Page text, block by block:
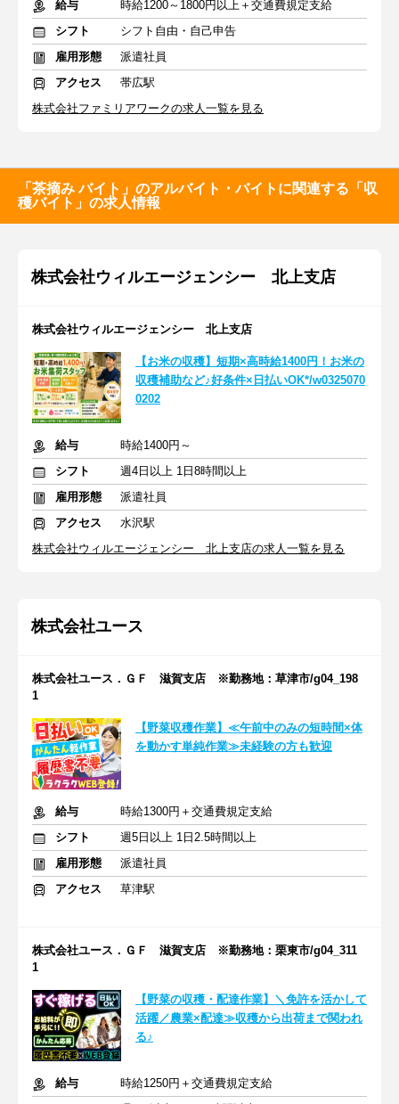
給与
時給1200～1800円以上＋交通費規定支給
シフト
シフト自由・自己申告
雇用形態
派遣社員
アクセス
帯広駅
株式会社ファミリアワークの求人一覧を見る
「茶摘み バイト」のアルバイト・バイトに関連する「収
穫バイト」の求人情報
株式会社ウィルエージェンシー 北上支店
株式会社ウィルエージェンシー 北上支店
【お米の収穫】短期×高時給1400円！お米の
収穫補助など♪好条件×日払いOK*/w0325070
0202
給与
時給1400円～
シフト
週4日以上 1日8時間以上
雇用形態
派遣社員
アクセス
水沢駅
株式会社ウィルエージェンシー 北上支店の求人一覧を見る
株式会社ユース
株式会社ユース．ＧＦ 滋賀支店 ※勤務地：草津市/g04_198
1
【野菜収穫作業】≪午前中のみの短時間×体
を動かす単純作業≫未経験の方も歓迎
給与
時給1300円＋交通費規定支給
シフト
週5日以上 1日2.5時間以上
雇用形態
派遣社員
アクセス
草津駅
株式会社ユース．ＧＦ 滋賀支店 ※勤務地：栗東市/g04_311
1
【野菜の収穫・配達作業】＼免許を活かして
活躍／農業×配達≫収穫から出荷まで関われ
る♪
給与
時給1250円＋交通費規定支給